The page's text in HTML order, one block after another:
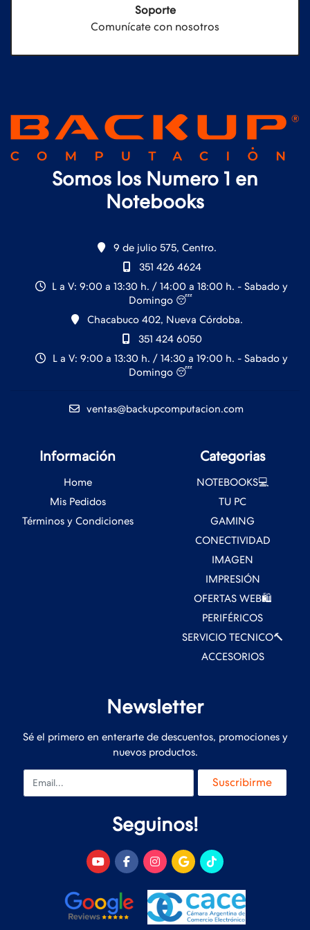
Soporte
Comunícate con nosotros
Somos los Numero 1 en
Notebooks
9 de julio 575, Centro.
351 426 4624
L a V: 9:00 a 13:30 h. / 14:00 a 18:00 h. - Sabado y
Domingo 😴
Chacabuco 402, Nueva Córdoba.
351 424 6050
L a V: 9:00 a 13:30 h. / 14:30 a 19:00 h. - Sabado y
Domingo 😴
ventas@backupcomputacion.com
Información
Home
Mis Pedidos
Términos y Condiciones
Categorias
NOTEBOOKS💻
TU PC
GAMING
CONECTIVIDAD
IMAGEN
IMPRESIÓN
OFERTAS WEB🛍️
PERIFÉRICOS
SERVICIO TECNICO🔨
ACCESORIOS
Newsletter
Sé el primero en enterarte de descuentos, promociones y
nuevos productos.
Email Suscribirme
Seguinos!